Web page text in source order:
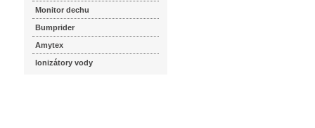
Monitor dechu
Bumprider
Amytex
Ionizátory vody